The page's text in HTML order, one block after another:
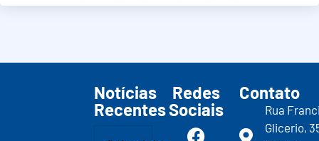
Notícias
Recentes
Redes
Sociais
Contato
Rua
Glicerio,